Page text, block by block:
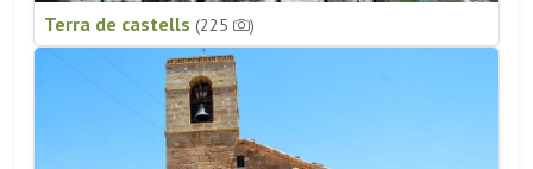
Terra de castells (225 )